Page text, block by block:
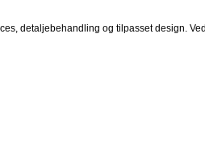
detaljebehandling og tilpasset design.